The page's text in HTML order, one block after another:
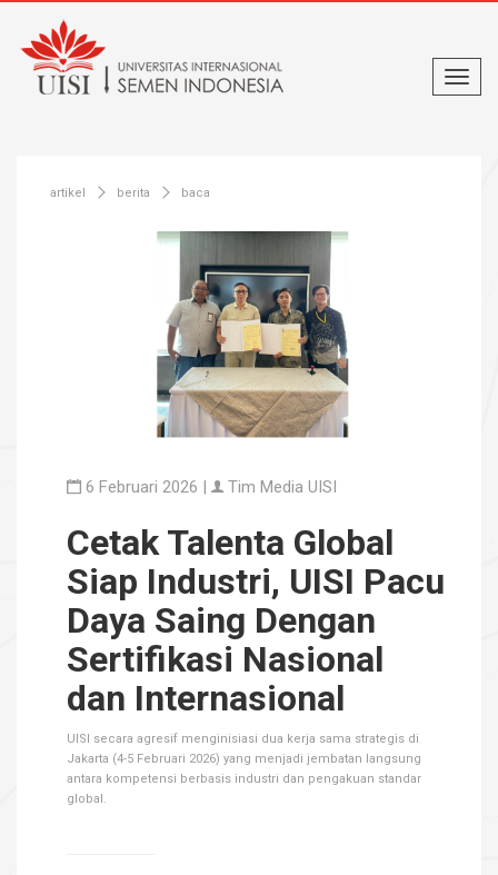
artikel berita baca
6 Februari 2026 | Tim Media UISI
Cetak Talenta Global
Siap Industri, UISI Pacu
Daya Saing Dengan
Sertifikasi Nasional
dan Internasional
UISI secara agresif menginisiasi dua kerja sama strategis di
Jakarta (4-5 Februari 2026) yang menjadi jembatan langsung
antara kompetensi berbasis industri dan pengakuan standar
global.